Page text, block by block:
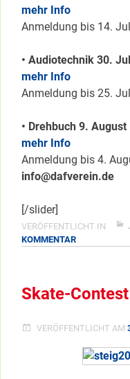
mehr Info
Anmeldung bis 14.
• Audiotechnik 30.
mehr Info
Anmeldung bis 25.
• Drehbuch 9.
mehr Info
Anmeldung bis 4.
info@dafverein.de
[/slider]
VERÖFFENTLICHT IN
KOMMENTARZU
Skate-
VERÖFFENTLICHT AM